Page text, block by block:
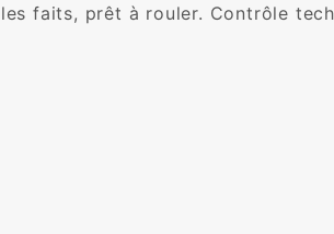
faits, prêt à rouler. Contrôle